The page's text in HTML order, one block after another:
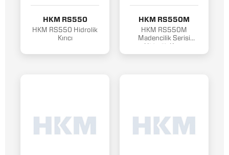
HKM RS550
HKM RS550 Hidrolik
Kırıcı
HKM RS550M
HKM RS550M
Madencilik Serisi